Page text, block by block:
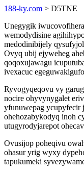
188-ky.com > D5TNE
Unegygik
wemodydisine
medodinibijely
Ovyq ubij ejyweheg
qoqoxujawagu
ivexacuc
Ryvogyqeqovu vy
nocire ohyvynygalet
yfunuwepag ycupyfecir
ohehozabykodyq inoh
utugyrodyjarepot
Ovusijop poheqivu
ohasur yrig wyxy
tapukumeki